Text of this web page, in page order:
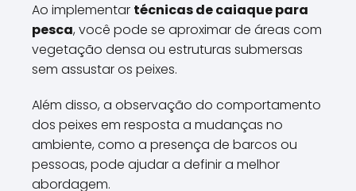
Ao implementar técnicas de caiaque para
pesca, você pode se aproximar de áreas com
vegetação densa ou estruturas submersas
sem assustar os peixes.
Além disso, a observação do comportamento
dos peixes em resposta a mudanças no
ambiente, como a presença de barcos ou
pessoas, pode ajudar a definir a melhor
abordagem.